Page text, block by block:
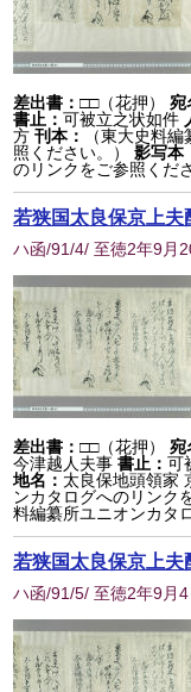
差出書：□□（花押） 宛
書止：可被立之状如件
方 刊本：
（東大史料
照ください。）
影写本
のリンクをご参照くだ
若狭国太良保京上夫
ハ函/91/4/ 至徳2年9月
差出書：□□（花押） 宛
今津越人夫事 書止：可
地名： 太良保地頭領家
ンカタログへのリンク
料編纂所ユニオンカタロ
若狭国太良保京上夫
ハ函/91/5/ 至徳2年9月4